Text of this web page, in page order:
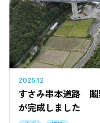
2025.12
すさみ串本道路 鬮
が完成しました